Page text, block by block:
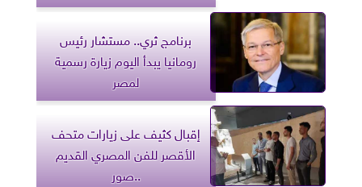
برنامج ثري.. مستشار رئيس
رومانيا يبدأ اليوم زيارة رسمية
لمصر
إقبال كثيف على زيارات متحف
الأقصر للفن المصري القديم
..صور